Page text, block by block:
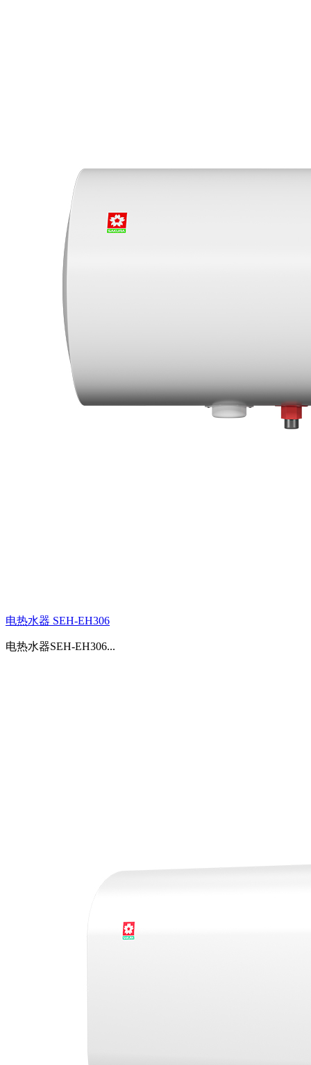
电热水器 SEH-EH306
电热水器SEH-EH306...